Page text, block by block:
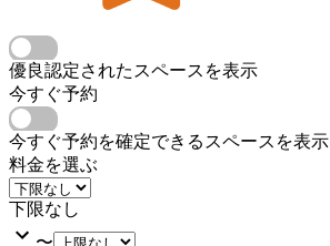
優良認定されたスペースを表示
今すぐ予約
今すぐ予約を確定できるスペースを表示
料金を選ぶ
下限なし